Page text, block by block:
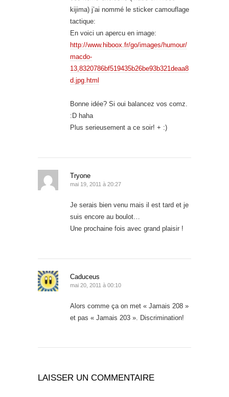
kijima) j’ai nommé le sticker camouflage
tactique:
En voici un apercu en image:
http://www.hiboox.fr/go/images/humour/
macdo-
13,8320786bf519435b26be93b321deaa8
d.jpg.html
Bonne idée? Si oui balancez vos comz.
:D haha
Plus serieusement a ce soir! + :)
Tryone
mai 19, 2011 à 20:27
Je serais bien venu mais il est tard et je
suis encore au boulot…
Une prochaine fois avec grand plaisir !
Caduceus
mai 20, 2011 à 00:10
Alors comme ça on met « Jamais 208 »
et pas « Jamais 203 ». Discrimination!
LAISSER UN COMMENTAIRE